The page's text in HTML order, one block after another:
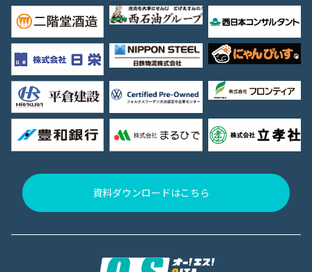
資料ダウンロードはこちら